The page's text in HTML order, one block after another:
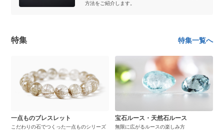
方法をご紹介します。
特集 特集一覧へ
一点ものブレスレット
こだわりの石でつくった一点ものシリーズ
宝石ルース・天然石ルース
無限に広がるルースの楽しみ方